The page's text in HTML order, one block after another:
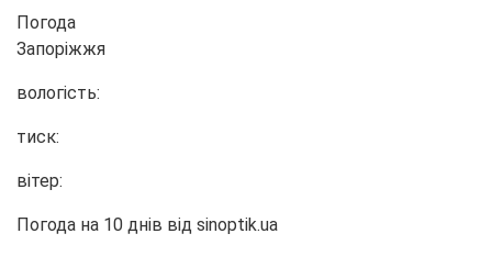
Погода
Запоріжжя
вологість:
тиск:
вітер:
Погода на 10 днів від sinoptik.ua